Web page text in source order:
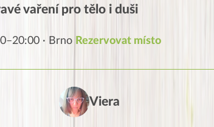
vaření pro tělo i duši
· Brno Rezervovat místo
Viera